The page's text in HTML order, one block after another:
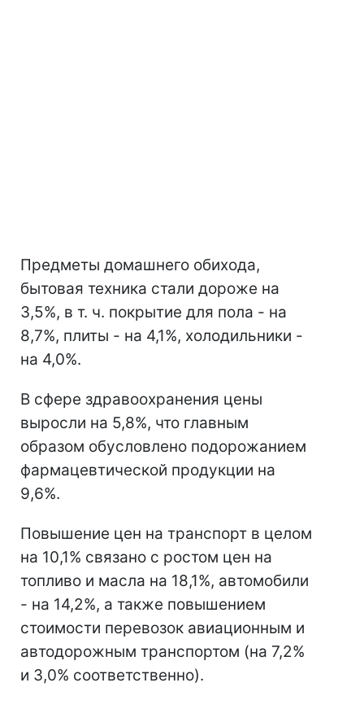
Предметы домашнего обихода,
бытовая техника стали дороже на
3,5%, в т. ч. покрытие для пола - на
8,7%, плиты - на 4,1%, холодильники -
на 4,0%.
В сфере здравоохранения цены
выросли на 5,8%, что главным
образом обусловлено подорожанием
фармацевтической продукции на
9,6%.
Повышение цен на транспорт в целом
на 10,1% связано с ростом цен на
топливо и масла на 18,1%, автомобили
- на 14,2%, а также повышением
стоимости перевозок авиационным и
автодорожным транспортом (на 7,2%
и 3,0% соответственно).